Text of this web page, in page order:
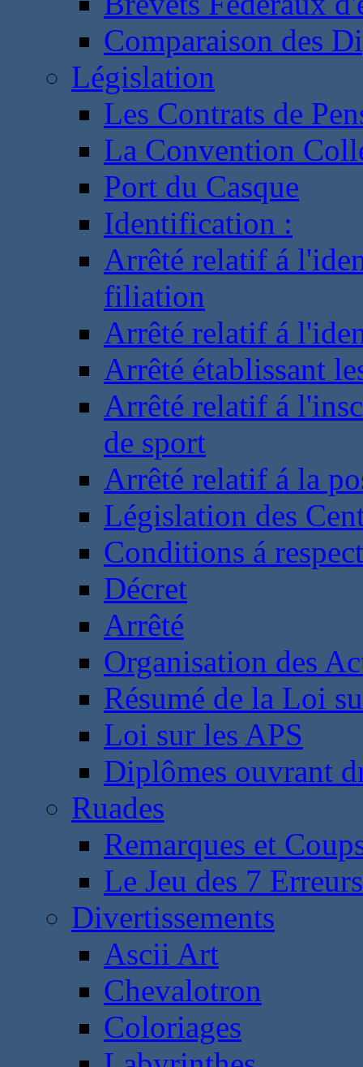
Comparaison des
Législation
Les Contrats de
La Convention
Port du Casque
Identification :
Arrêté relatif á
filiation
Arrêté relatif á
Arrêté établissant
Arrêté relatif á
de sport
Arrêté relatif á la
Législation des
Conditions á
Décret
Arrêté
Organisation des
Résumé de la Loi
Loi sur les APS
Diplômes ouvrant
Ruades
Remarques et
Le Jeu des 7 Erreurs
Divertissements
Ascii Art
Chevalotron
Coloriages